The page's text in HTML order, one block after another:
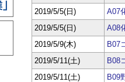
2019/5/5(日)
A07
2019/5/5(日)
A08
2019/5/9(木)
B07
2019/5/11(土)
B08
2019/5/11(土)
B09